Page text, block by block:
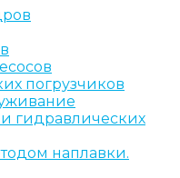
погрузчиков
гидравлических
наплавки.